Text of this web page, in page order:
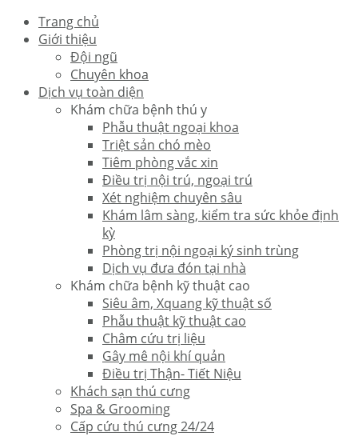
Trang chủ
Giới thiệu
Đội ngũ
Chuyên khoa
Dịch vụ toàn diện
Khám chữa bệnh thú y
Phẫu thuật ngoại khoa
Triệt sản chó mèo
Tiêm phòng vắc xin
Điều trị nội trú, ngoại trú
Xét nghiệm chuyên sâu
Khám lâm sàng, kiểm tra sức khỏe định
kỳ
Phòng trị nội ngoại ký sinh trùng
Dịch vụ đưa đón tại nhà
Khám chữa bệnh kỹ thuật cao
Siêu âm, Xquang kỹ thuật số
Phẫu thuật kỹ thuật cao
Châm cứu trị liệu
Gây mê nội khí quản
Điều trị Thận- Tiết Niệu
Khách sạn thú cưng
Spa & Grooming
Cấp cứu thú cưng 24/24